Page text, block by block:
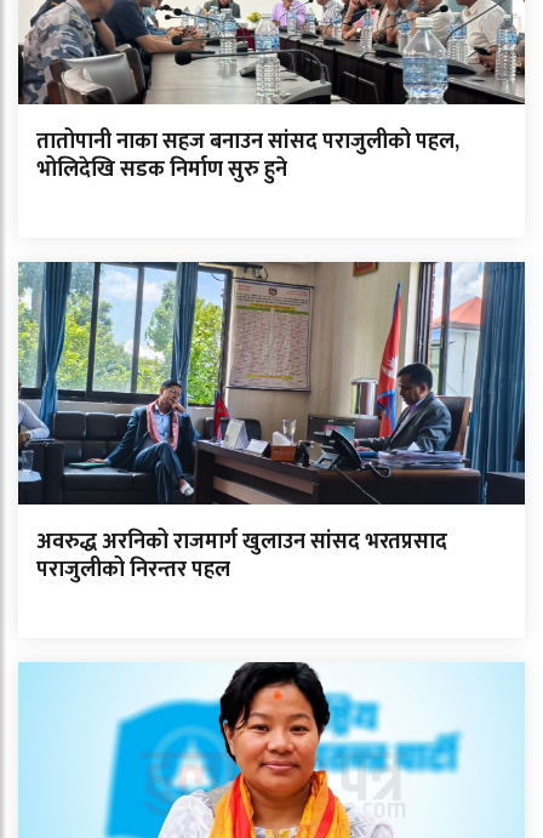
तातोपानी नाका सहज बनाउन सांसद पराजुलीको पहल,
भोलिदेखि सडक निर्माण सुरु हुने
अवरुद्ध अरनिको राजमार्ग खुलाउन सांसद भरतप्रसाद
पराजुलीको निरन्तर पहल